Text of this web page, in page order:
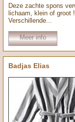
Deze zachte spons
lichaam, klein of groot !
Verschillende...
Meer info
Badjas Elias